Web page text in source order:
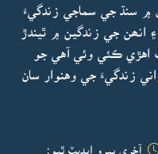
۾ سنڌ جي سماجي زندگيءَ
انھن جي زندگين ۾ ٿيندڙ
اهڙي ڪئي وئي آهي جو
زندگيءَ جي وهنوار سان
آخري ڀيرو اپڊيٽ ٿيو: